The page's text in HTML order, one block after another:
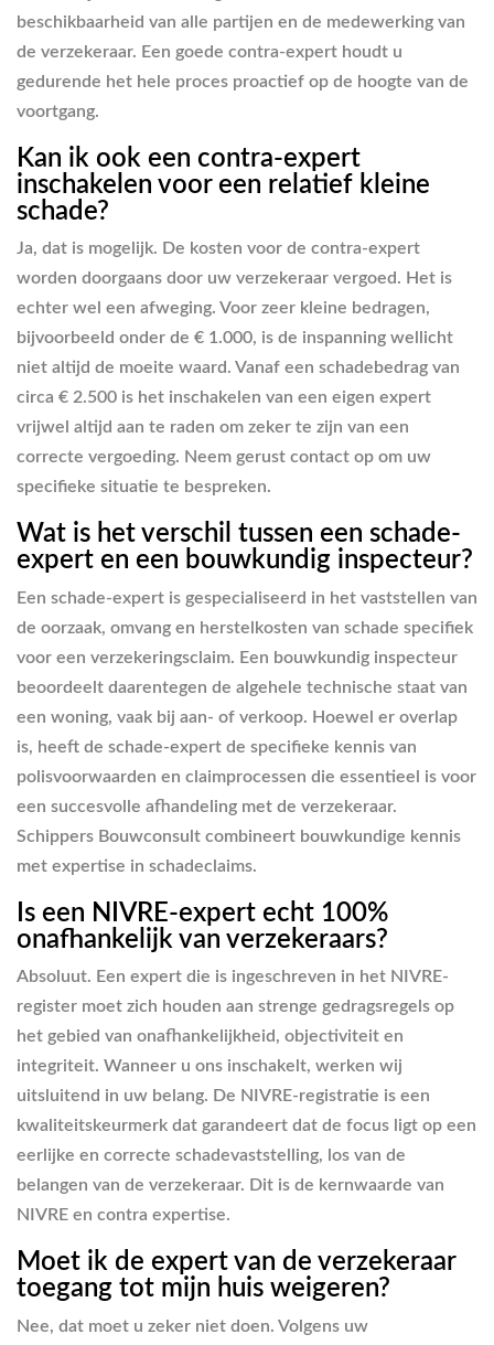
beschikbaarheid van alle partijen en de medewerking van
de verzekeraar. Een goede contra-expert houdt u
gedurende het hele proces proactief op de hoogte van de
voortgang.
Kan ik ook een contra-expert
inschakelen voor een relatief kleine
schade?
Ja, dat is mogelijk. De kosten voor de contra-expert
worden doorgaans door uw verzekeraar vergoed. Het is
echter wel een afweging. Voor zeer kleine bedragen,
bijvoorbeeld onder de € 1.000, is de inspanning wellicht
niet altijd de moeite waard. Vanaf een schadebedrag van
circa € 2.500 is het inschakelen van een eigen expert
vrijwel altijd aan te raden om zeker te zijn van een
correcte vergoeding. Neem gerust contact op om uw
specifieke situatie te bespreken.
Wat is het verschil tussen een schade-
expert en een bouwkundig inspecteur?
Een schade-expert is gespecialiseerd in het vaststellen van
de oorzaak, omvang en herstelkosten van schade specifiek
voor een verzekeringsclaim. Een bouwkundig inspecteur
beoordeelt daarentegen de algehele technische staat van
een woning, vaak bij aan- of verkoop. Hoewel er overlap
is, heeft de schade-expert de specifieke kennis van
polisvoorwaarden en claimprocessen die essentieel is voor
een succesvolle afhandeling met de verzekeraar.
Schippers Bouwconsult combineert bouwkundige kennis
met expertise in schadeclaims.
Is een NIVRE-expert echt 100%
onafhankelijk van verzekeraars?
Absoluut. Een expert die is ingeschreven in het NIVRE-
register moet zich houden aan strenge gedragsregels op
het gebied van onafhankelijkheid, objectiviteit en
integriteit. Wanneer u ons inschakelt, werken wij
uitsluitend in uw belang. De NIVRE-registratie is een
kwaliteitskeurmerk dat garandeert dat de focus ligt op een
eerlijke en correcte schadevaststelling, los van de
belangen van de verzekeraar. Dit is de kernwaarde van
NIVRE en contra expertise.
Moet ik de expert van de verzekeraar
toegang tot mijn huis weigeren?
Nee, dat moet u zeker niet doen. Volgens uw